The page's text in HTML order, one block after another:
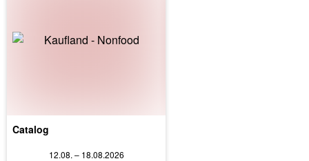
Catalog
12.08. – 18.08.2026